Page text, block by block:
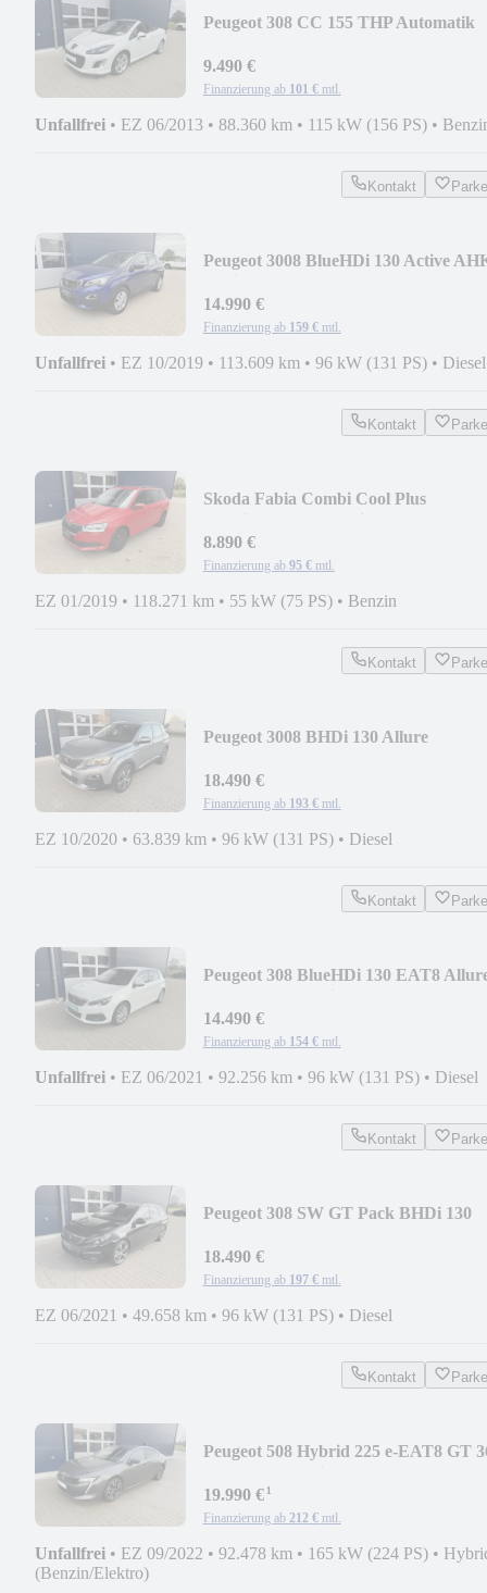
Peugeot 308 CC 155 THP Automatik
9.490 €
Finanzierung ab 101 € mtl.
Unfallfrei • EZ 06/2013 • 88.360 km • 115 kW (156 PS) •
Kontakt
Peugeot 3008 BlueHDi 130 Active
14.990 €
Finanzierung ab 159 € mtl.
Unfallfrei • EZ 10/2019 • 113.609 km • 96 kW (131 PS) • Diesel
Kontakt
Skoda Fabia Combi Cool Plus
8.890 €
Finanzierung ab 95 € mtl.
EZ 01/2019 • 118.271 km • 55 kW (75 PS) • Benzin
Kontakt
Peugeot 3008 BHDi 130 Allure
18.490 €
Finanzierung ab 193 € mtl.
EZ 10/2020 • 63.839 km • 96 kW (131 PS) • Diesel
Kontakt
Peugeot 308 BlueHDi 130 EAT8
14.490 €
Finanzierung ab 154 € mtl.
Unfallfrei • EZ 06/2021 • 92.256 km • 96 kW (131 PS) • Diesel
Kontakt
Peugeot 308 SW GT Pack BHDi 130
18.490 €
Finanzierung ab 197 € mtl.
EZ 06/2021 • 49.658 km • 96 kW (131 PS) • Diesel
Kontakt
Peugeot 508 Hybrid 225 e-EAT8 GT
19.990 €¹
Finanzierung ab 212 € mtl.
Unfallfrei • EZ 09/2022 • 92.478 km • 165 kW (224 PS) •
(Benzin/Elektro)